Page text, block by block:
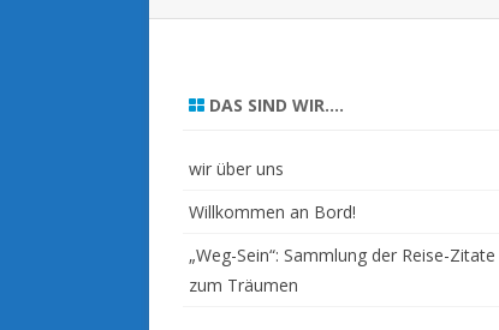
DAS SIND WIR….
wir über uns
Willkommen an Bord!
„Weg-Sein“: Sammlung der Reise-Zitate
zum Träumen